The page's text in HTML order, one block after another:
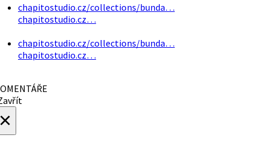
chapitostudio.cz/collections/bunda…
chapitostudio.cz…
chapitostudio.cz/collections/bunda…
chapitostudio.cz…